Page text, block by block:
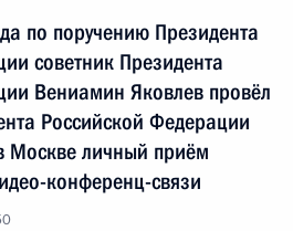
по поручению Президента
советник Президента
Вениамин Яковлев провёл
Российской Федерации
Москве личный приём
конференц-связи